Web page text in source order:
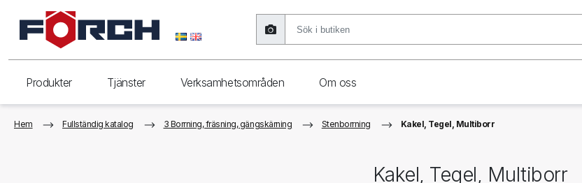
Produkter Tjänster Verksamhetsområden Om oss
Hem Fullständig katalog 3 Borrning, fräsning, gängskärning Stenborrning Kakel, Tegel, Multiborr
Kakel, Tegel, Multiborr